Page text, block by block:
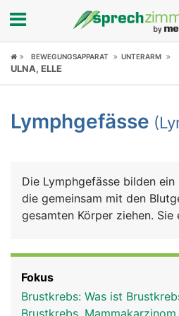
Fokus
Symptome
News
Rubriken
BEWEGUNGSAPPARAT UNTERARM
ULNA, ELLE
Lymphgefässe
Die Lymphgefässe bilden ein
die gemeinsam mit den
gesamten Körper ziehen.
Immunsystems. Die Lymphe
Gewebewasser, das aus den
Fokus
Brustkrebs: Was ist
Brustkrebs, Mammakarzinom